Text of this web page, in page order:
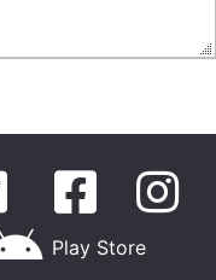
Play Store